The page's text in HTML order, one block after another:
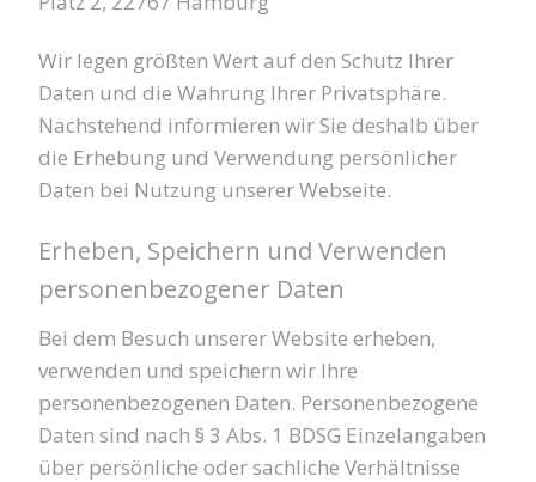
Wir legen größten Wert auf den Schutz Ihrer
Daten und die Wahrung Ihrer Privatsphäre.
Nachstehend informieren wir Sie deshalb über
die Erhebung und Verwendung persönlicher
Daten bei Nutzung unserer Webseite.
Erheben, Speichern und Verwenden
personenbezogener Daten
Bei dem Besuch unserer Website erheben,
verwenden und speichern wir Ihre
personenbezogenen Daten. Personenbezogene
Daten sind nach § 3 Abs. 1 BDSG Einzelangaben
über persönliche oder sachliche Verhältnisse